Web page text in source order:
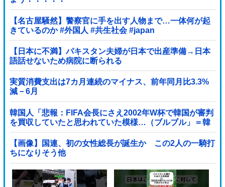
【名古屋騒然】警察官に手を出す人物まで…一体何が起
きているのか #外国人 #共生社会 #japan
【日本に不満】パキスタン夫婦が日本で出産準備→日本
語話せないため病院に断られる
実質消費支出は7カ月連続のマイナス、前年同月比3.3%
減－6月
韓国人「悲報：FIFA会長にさえ2002年W杯で韓国が審判
を買収していたと思われていた模様…（ブルブル」＝韓
国の反応
【画像】国連、初の女性総長が誕生か この2人の一騎打
ちになりそう他